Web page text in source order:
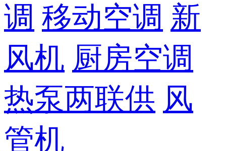
调 移动空调 新
风机 厨房空调
热泵两联供 风
管机